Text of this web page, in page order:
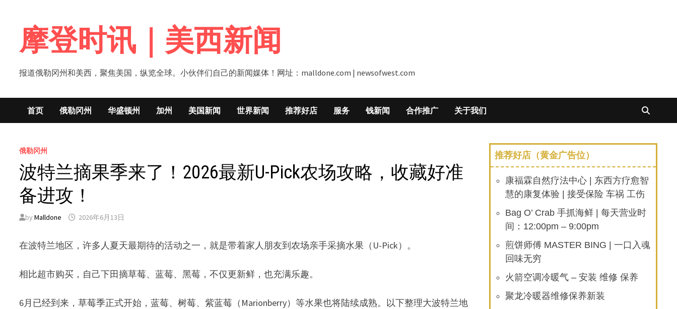
content摩登时讯｜美西新闻
报道俄勒冈州和美西，聚焦美国，纵览全球。小伙伴们自己的新闻媒体！网址：malldone.com | newsofwest.com
首页 俄勒冈州 华盛顿州 加州 美国新闻 世界新闻 推荐好店 服务 钱新闻 合作推广 关于我们
俄勒冈州
波特兰摘果季来了！2026最新U-Pick农场攻略，收藏好准
备进攻！
byMalldone 2026年6月13日
在波特兰地区，许多人夏天最期待的活动之一，就是带着家人朋友到农场亲手采摘水果（U-Pick）。
相比超市购买，自己下田摘草莓、蓝莓、黑莓，不仅更新鲜，也充满乐趣。
6月已经到来，草莓季正式开始，蓝莓、树莓、紫蓝莓（Marionberry）等水果也将陆续成熟。以下整理大波特兰地
推荐好店（黄金广告位）
康福霖自然疗法中心 | 东西方疗愈智
慧的康复体验 | 接受保险 车祸 工伤
Bag O’ Crab 手抓海鲜 | 每天营业时
间：12:00pm – 9:00pm
煎饼师傅 MASTER BING | 一口入魂
回味无穷
火箭空调冷暖气 – 安装 维修 保养
聚龙冷暖器维修保养新装